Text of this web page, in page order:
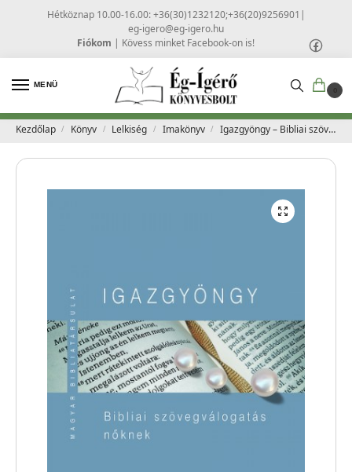
Hétköznap 10.00-16.00: +36(30)1232120;+36(20)9256901 |
eg-igero@eg-igero.hu
Fiókom | Kövess minket Facebook-on is!
MENÜ
0
Kezdőlap / Könyv / Lelkiség / Imakönyv / Igazgyöngy – Bibliai szövegválogatás nőknek